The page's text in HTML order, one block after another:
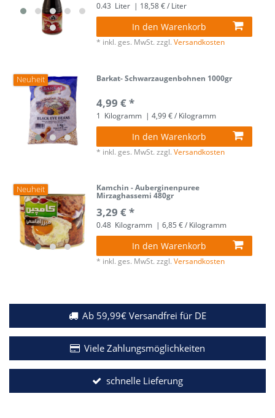
0.43 Liter | 18,58 € / Liter
In den Warenkorb
* inkl. ges. MwSt. zzgl.Versandkosten
Neuheit Barkat- Schwarzaugenbohnen 1000gr
4,99 € *
1 Kilogramm | 4,99 € / Kilogramm
In den Warenkorb
* inkl. ges. MwSt. zzgl.Versandkosten
Neuheit Kamchin - Auberginenpuree
Mirzaghassemi 480gr
3,29 € *
0.48 Kilogramm | 6,85 € / Kilogramm
In den Warenkorb
* inkl. ges. MwSt. zzgl.Versandkosten
Ab 59,99€ Versandfrei für DE
Viele Zahlungsmöglichkeiten
schnelle Lieferung